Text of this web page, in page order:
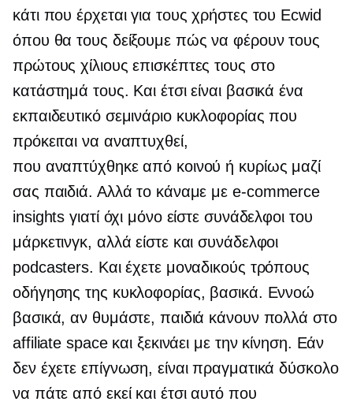
κάτι που έρχεται για τους χρήστες του Ecwid
όπου θα τους δείξουμε πώς να φέρουν τους
πρώτους χίλιους επισκέπτες τους στο
κατάστημά τους. Και έτσι είναι βασικά ένα
εκπαιδευτικό σεμινάριο κυκλοφορίας που
πρόκειται να αναπτυχθεί,
που αναπτύχθηκε από κοινού ή κυρίως μαζί
σας παιδιά. Αλλά το κάναμε με e-commerce
insights γιατί όχι μόνο είστε συνάδελφοι του
μάρκετινγκ, αλλά είστε και συνάδελφοι
podcasters. Και έχετε μοναδικούς τρόπους
οδήγησης της κυκλοφορίας, βασικά. Εννοώ
βασικά, αν θυμάστε, παιδιά κάνουν πολλά στο
affiliate space και ξεκινάει με την κίνηση. Εάν
δεν έχετε επίγνωση, είναι πραγματικά δύσκολο
να πάτε από εκεί και έτσι αυτό που